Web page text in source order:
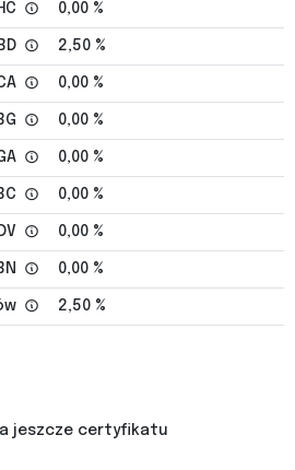
0,00 %
2,50 %
0,00 %
0,00 %
0,00 %
0,00 %
0,00 %
0,00 %
2,50 %
jeszcze certyfikatu